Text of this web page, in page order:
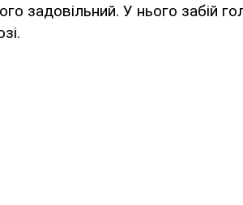
задовільний. У нього забій